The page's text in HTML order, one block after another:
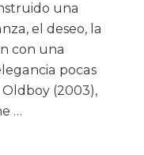
una
el deseo, la
con una
pocas
(2003),
…